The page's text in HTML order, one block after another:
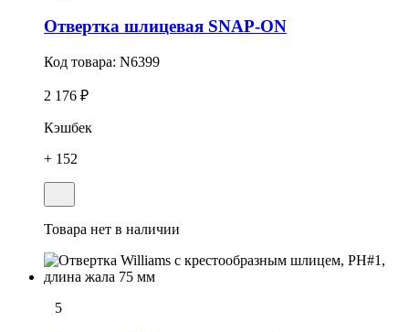
Отвеpтка шлицевая SNAP-ON
Код товара: N6399
2 176 ₽
Кэшбек
+ 152
Товара нет в наличии
5